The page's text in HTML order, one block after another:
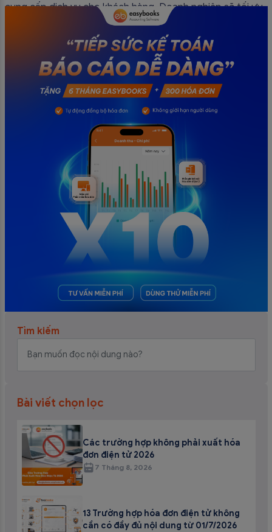
cung cấp dịch vụ cho khách hàng. Doanh nghiệp sẽ tối ưu
quy trình vận hành và tránh được những án phạt hành
chính không đáng có nếu nắm rõ […]
Tìm kiếm
Bài viết chọn lọc
Các trường hợp không phải xuất hóa
đơn điện tử 2026
7 Tháng 8, 2026
13 Trường hợp hóa đơn điện tử không
cần có đầy đủ nội dung từ 01/7/2026